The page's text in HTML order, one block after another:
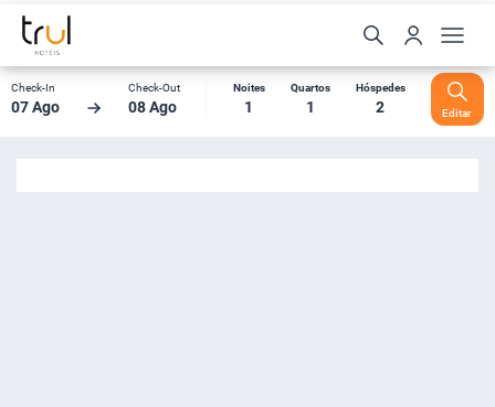
Check-In
07 Ago
Check-Out
08 Ago
Noites
1
Quartos
1
Hóspedes
2 Editar